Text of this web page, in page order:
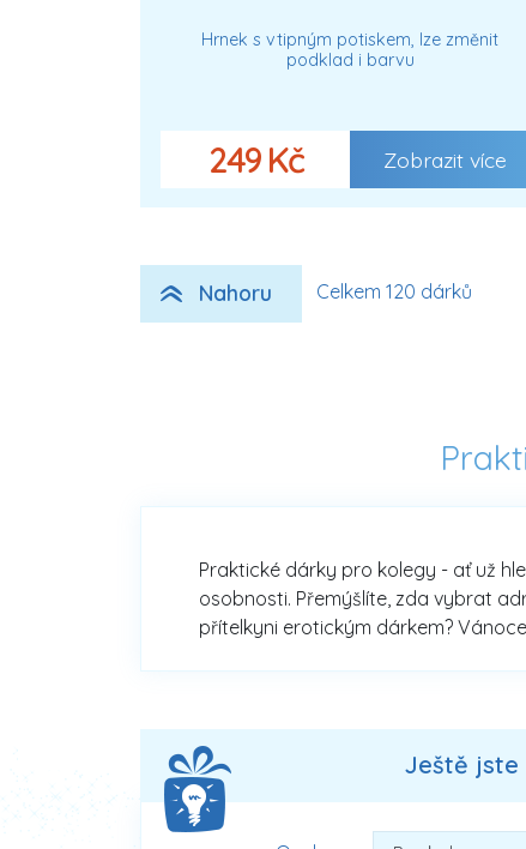
Hrnek s vtipným potiskem, lze změnit
podklad i barvu
249 Kč Zobrazit více
Nahoru Celkem 120 dárků
Praktické dárky pro kolegy - ať už
osobnosti. Přemýšlíte, zda vybrat
přítelkyni erotickým dárkem?
Ještě jste